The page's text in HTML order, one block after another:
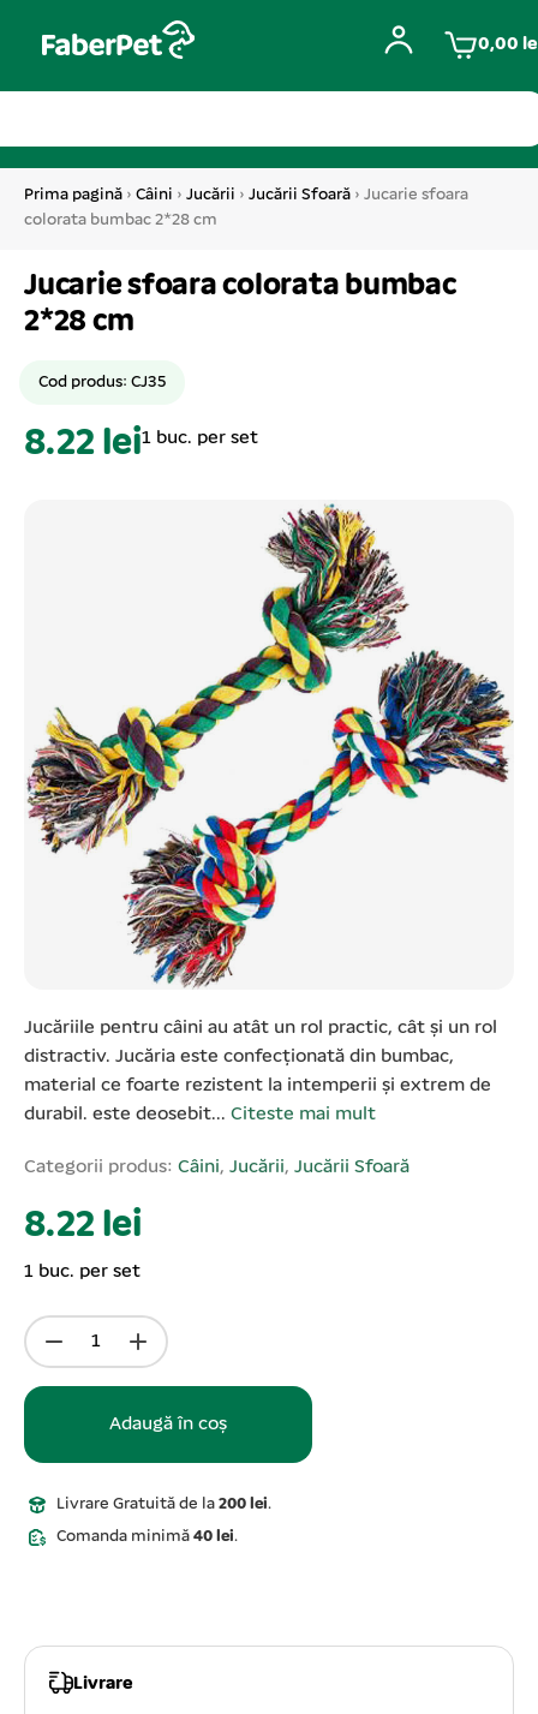
0,00
Prima pagină › Câini › Jucării › Jucării Sfoară › Jucarie sfoara
colorata bumbac 2*28 cm
Jucarie sfoara colorata bumbac
2*28 cm
Cod produs: CJ35
8.22 lei1 buc. per set
Jucăriile pentru câini au atât un rol practic, cât și un rol
distractiv. Jucăria este confecționată din bumbac,
material ce foarte rezistent la intemperii și extrem de
durabil. este deosebit... Citeste mai mult
Categorii produs: Câini, Jucării, Jucării Sfoară
8.22 lei
1 buc. per set
Adaugă în coș
Livrare Gratuită de la 200 lei.
Comanda minimă 40 lei.
Livrare